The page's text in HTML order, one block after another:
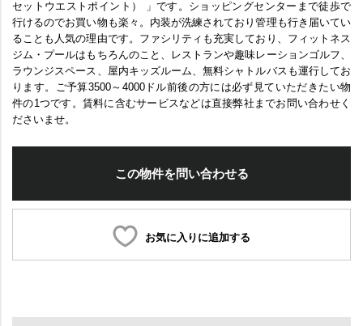
セットウエストポイント） 」です。ショッピングセンターまで徒歩で
行けるのでお買い物も楽々。内装が洗練されており管理も行き届いてい
ることも人気の理由です。ファシリティも充実しており、フィットネス
ジム・プールはもちろんのこと、レストランや趣味レーションゴルフ、
ラウンジスペース、屋内キッズルーム、無料シャトルバスも運行してお
ります。ご予算3500～4000ドル前後の方には必ず見ていただきたい物
件の1つです。賃料に含むサービスなどは直接弊社までお問い合わせく
ださいませ。
この物件を問い合わせる
お気に入りに追加する